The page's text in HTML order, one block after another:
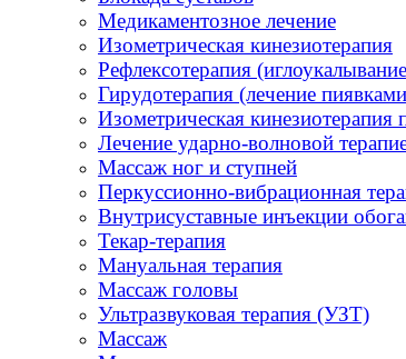
Медикаментозное лечение
Изометрическая кинезиотерапия
Рефлексотерапия
Гирудотерапия (лечение
Изометрическая кинезиотерапия
Лечение ударно-волновой
Массаж ног и ступней
Перкуссионно-вибрационная
Внутрисуставные инъекции
Текар-терапия
Мануальная терапия
Массаж головы
Ультразвуковая терапия (УЗТ)
Массаж